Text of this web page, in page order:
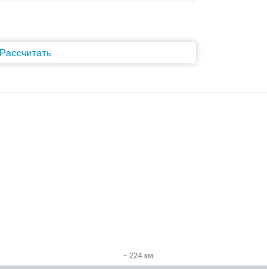
Рассчитать
~ 224 км